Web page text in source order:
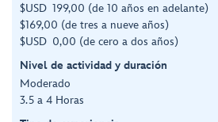
$USD 199,00 (de 10 años en adelante)
$169,00 (de tres a nueve años)
$USD 0,00 (de cero a dos años)
Nivel de actividad y duración
Moderado
3.5 a 4 Horas